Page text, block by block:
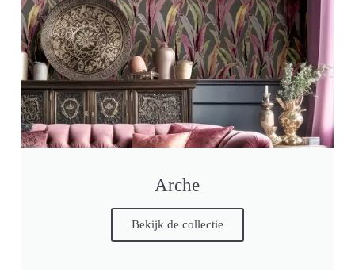
Arche
Bekijk de collectie